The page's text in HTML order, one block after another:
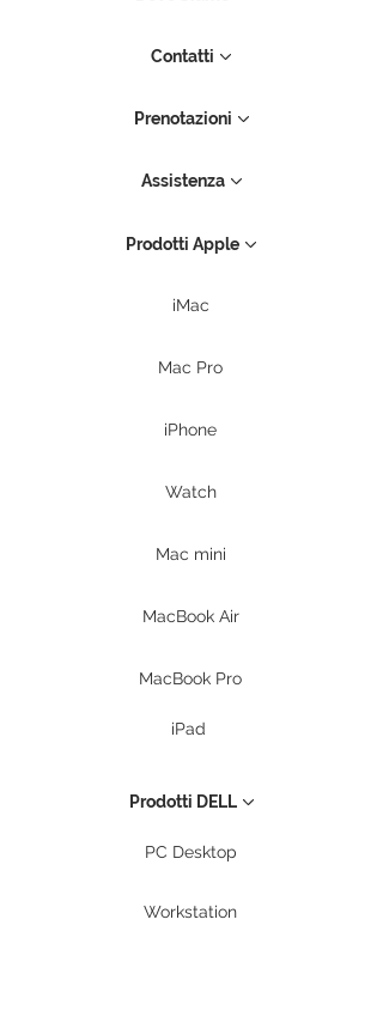
Contatti
Prenotazioni
Assistenza
Prodotti Apple
iMac
Mac Pro
iPhone
Watch
Mac mini
MacBook Air
MacBook Pro
iPad
Prodotti DELL
PC Desktop
Workstation